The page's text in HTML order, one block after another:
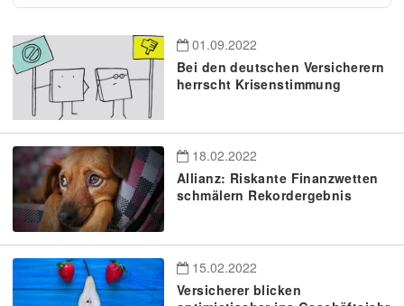
01.09.2022
Bei den deutschen Versicherern
herrscht Krisenstimmung
18.02.2022
Allianz: Riskante Finanzwetten
schmälern Rekordergebnis
15.02.2022
Versicherer blicken